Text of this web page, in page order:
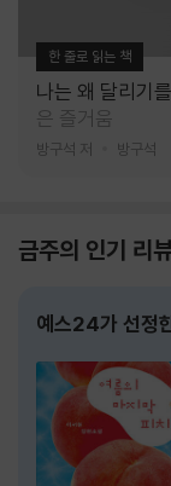
한 줄로 읽는 책
나는 왜 달리기
은 즐거움
방구석 저 방구석
금주의 인기 리
예스24가 선정